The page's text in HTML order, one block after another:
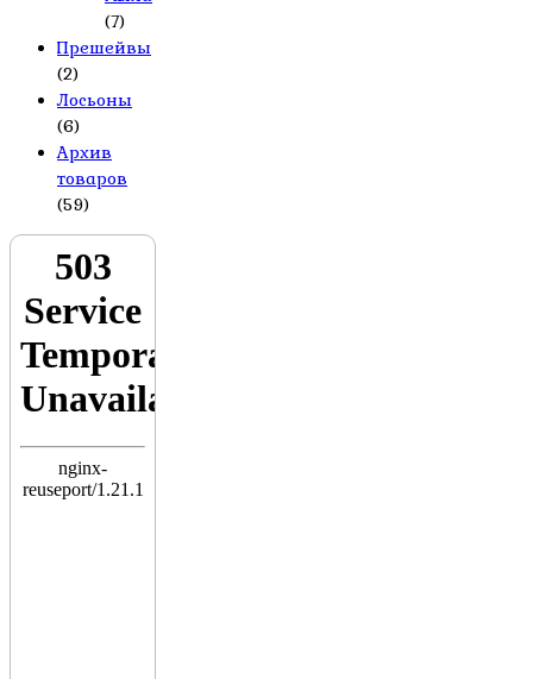
(7)
Прешейвы
(2)
Лосьоны
(6)
Архив
товаров
(59)